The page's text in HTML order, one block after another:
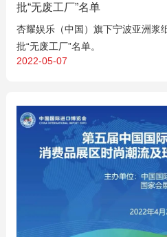
批“无废工厂”名单
杏耀娱乐（中国）旗下宁波亚洲浆
批“无废工厂”名单。
2022-05-07